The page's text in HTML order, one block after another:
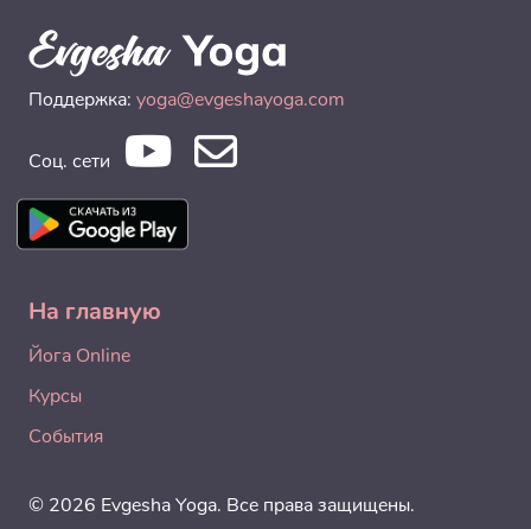
Поддержка: yoga@evgeshayoga.com
Соц. сети
На главную
Йога Online
Курсы
События
© 2026 Evgesha Yoga. Все права защищены.